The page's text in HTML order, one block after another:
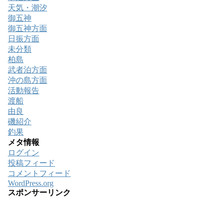
天気・潮汐
御五神
御五神方面
日振方面
未分類
柏島
武者泊方面
沖の島方面
活動報告
渡船
由良
磯紹介
釣果
メタ情報
ログイン
投稿フィード
コメントフィード
WordPress.org
スポンサーリンク